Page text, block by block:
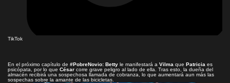
TikTok
En el próximo capítulo de #PobreNovio: Betty le manifestará a Vilma que Patricia es
psicópata, por lo que César corre grave peligro al lado de ella. Tras esto, la dueña del
almacén recibirá una sospechosa llamada de cobranza, lo que aumentará aun más las
sospechas sobre la amante de las bicicletas.